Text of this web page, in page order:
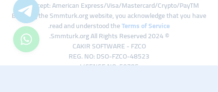
We Accept: American Express/Visa/Mastercard/Crypto/PayTM
By using the Smmturk.org website, you acknowledge that you have
read and understood theTerms of Service
.
© 2024 Smmturk.org All Rights Reserved.
CAKIR SOFTWARE - FZCO
REG. NO: DSO-FZCO-48523
LICENSE NO: 50785